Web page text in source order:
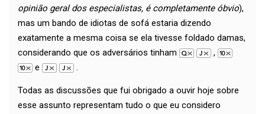
opinião geral dos especialistas, é completamente óbvio),
mas um bando de idiotas de sofá estaria dizendo
exatamente a mesma coisa se ela tivesse foldado damas,
considerando que os adversários tinham
,
e
.
Todas as discussões que fui obrigado a ouvir hoje sobre
esse assunto representam tudo o que eu considero